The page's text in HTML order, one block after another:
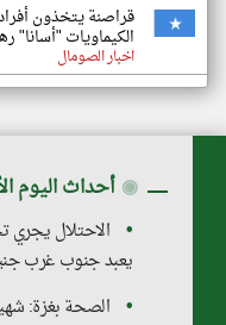
قراصنة يتخذون
الكيماويات "أسانا"
اخبار الصومال
◉ أحداث اليوم
الاحتلال يجري
يعبد جنوب غرب
الصحة بغزة: شهيدان و6 إصابات